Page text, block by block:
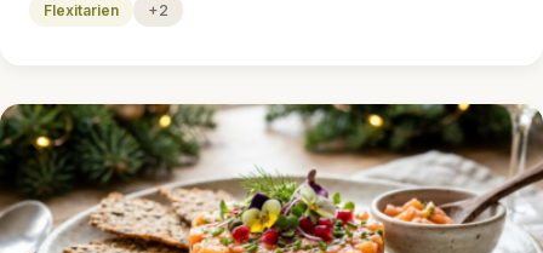
Flexitarien +2